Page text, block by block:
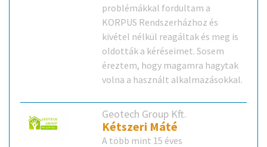
problémákkal fordultam a
KORPUS Rendszerházhoz és
kivétel nélkül reagáltak és meg is
oldották a kéréseimet. Sosem
éreztem, hogy magamra hagytak
volna a használt alkalmazásokkal.
Geotech Group Kft.
Kétszeri Máté
A több mint 15 éves